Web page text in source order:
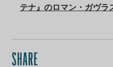
テナ』のロマン・ガヴラ